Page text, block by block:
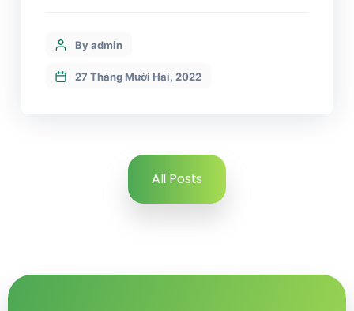
Vệ Sinh Lao Động kiểm tra.
By admin
27 Tháng Mười Hai, 2022
All Posts